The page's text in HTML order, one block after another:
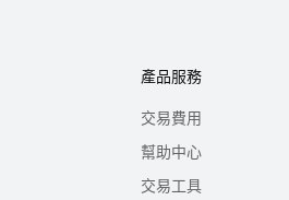
產品服務
交易費用
幫助中心
交易工具